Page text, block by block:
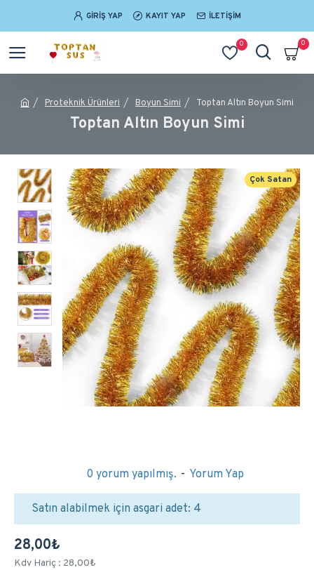
GIRIŞ YAP KAYIT YAP İLETIŞIM
0 0
Proteknik Ürünleri Boyun Simi Toptan Altın Boyun Simi
Toptan Altın Boyun Simi
Çok Satan
0 yorum yapılmış. - Yorum Yap
28,00₺
Kdv Hariç : 28,00₺
Satın alabilmek için asgari adet: 4